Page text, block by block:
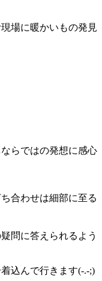
場に暖かいもの発見
らではの発想に感心
合わせは細部に至る
問に答えられるよう
込んで行きます(-.-;)